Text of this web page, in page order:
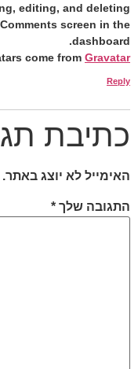
editing, and deleting
screen in the
dashboard.
come from Gravatar
Reply
כתיבת
האימייל לא יוצג באתר.
התגובה שלך *